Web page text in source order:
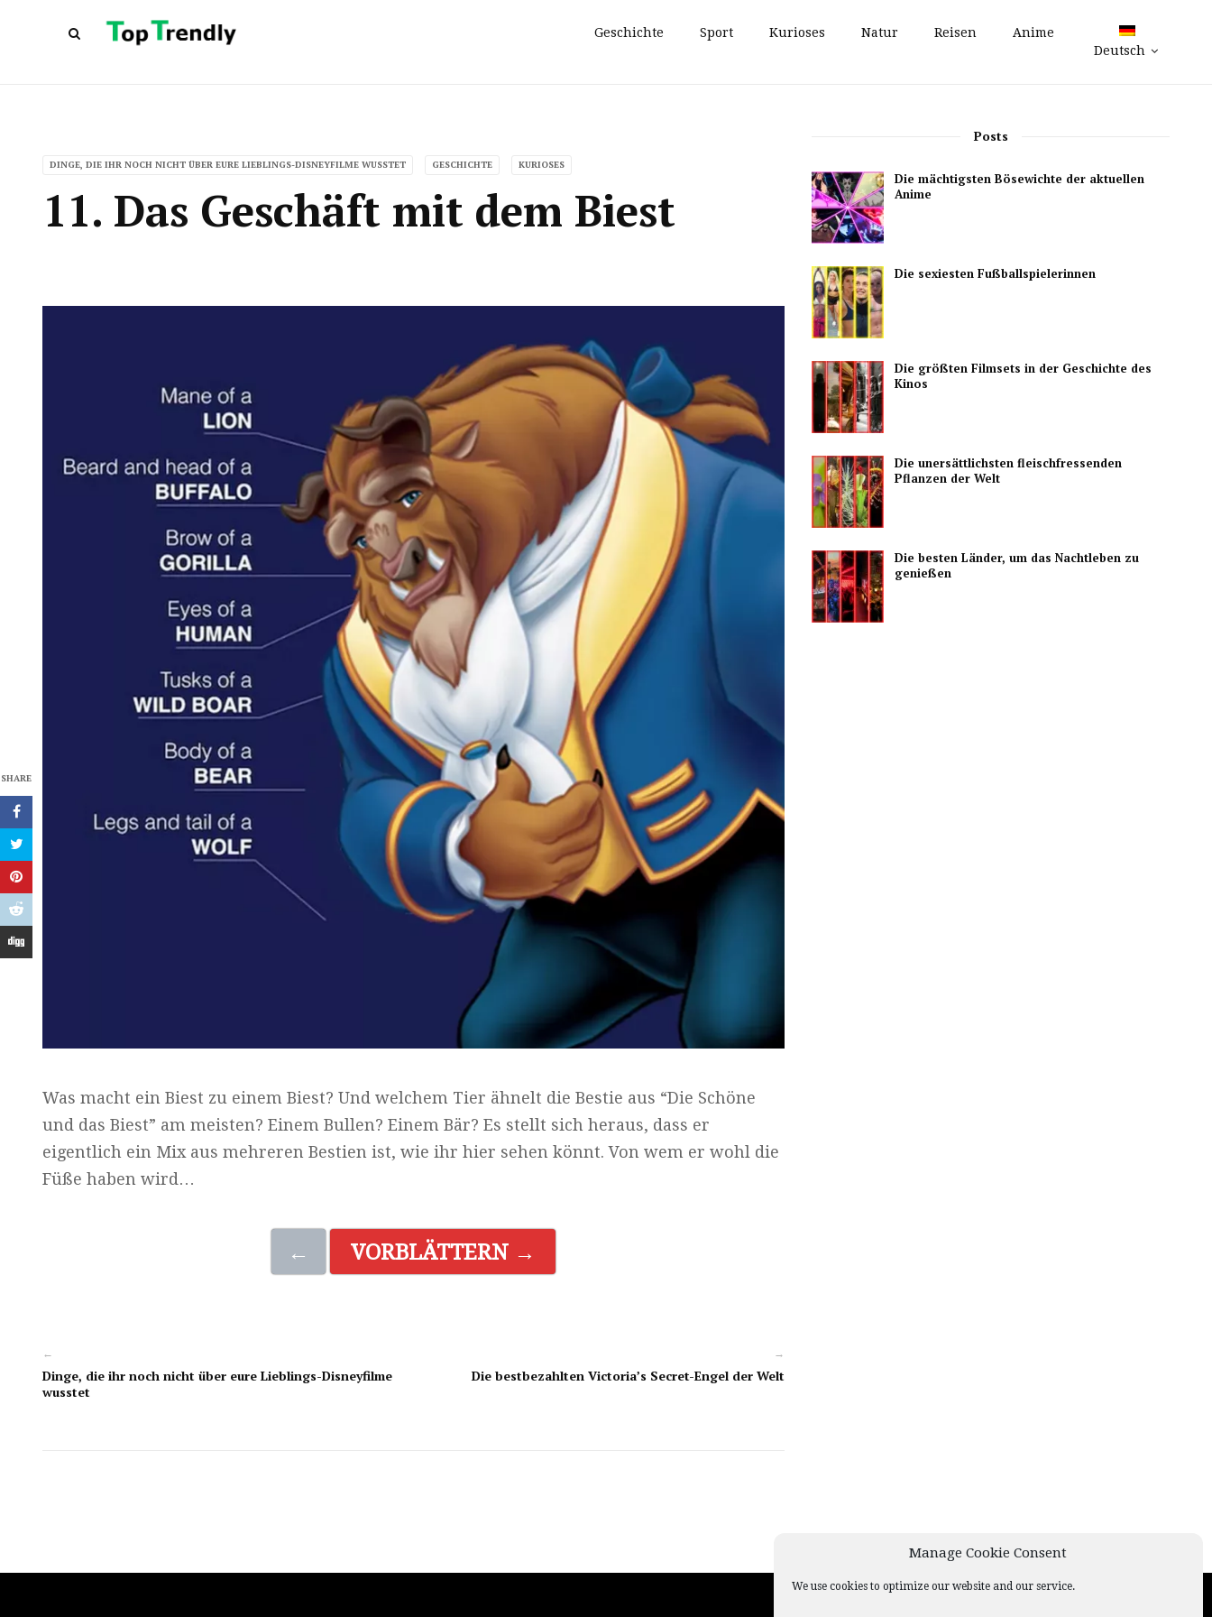
Manage Cookie Consent
We use cookies to optimize our website and our service.
Geschichte Sport Kurioses Natur Reisen
Anime
Deutsch
DINGE, DIE IHR NOCH NICHT ÜBER EURE LIEBLINGS-DISNEYFILME WUSSTET GESCHICHTE KURIOSES
11. Das Geschäft mit dem Biest
SHARE
Was macht ein Biest zu einem Biest? Und welchem Tier ähnelt die Bestie aus “Die Schöne
und das Biest” am meisten? Einem Bullen? Einem Bär? Es stellt sich heraus, dass er
eigentlich ein Mix aus mehreren Bestien ist, wie ihr hier sehen könnt. Von wem er wohl die
Füße haben wird…
← VORBLÄTTERN →
←
Dinge, die ihr noch nicht über eure Lieblings-Disneyfilme
wusstet
→
Die bestbezahlten Victoria’s Secret-Engel der Welt
Posts
Die mächtigsten Bösewichte der aktuellen
Anime
Die sexiesten Fußballspielerinnen
Die größten Filmsets in der Geschichte des
Kinos
Die unersättlichsten fleischfressenden
Pflanzen der Welt
Die besten Länder, um das Nachtleben zu
genießen